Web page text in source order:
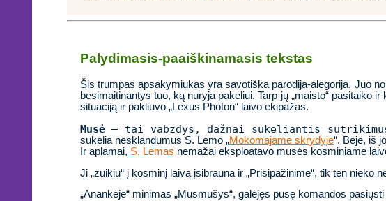
Palydimasis-paaiškinamasis tekstas
Šis trumpas apsakymiukas yra savotiška parodija-alegorija. Juo
besimaitinantys tuo, ką nuryja pakeliui. Tarp jų „maisto“ pasitaiko
situaciją ir pakliuvo „Lexus Photon“ laivo ekipažas.
Musė– tai vabzdys, dažnai sukeliantis
sukelia nesklandumus S. Lemo „Mokomajame skrydyje“. Beje, iš
Ir aplamai, S. Lemas nemažai eksploatavo musės kosminiame
Ji „zuikiu“ į kosminį laivą įsibrauna ir „Prisipažinime“, tik ten nieko
„Anankėje“ minimas „Musmušys“, galėjęs pusę komandos